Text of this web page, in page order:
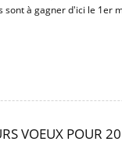
sont à gagner d'ici le 1er
VOEUX POUR